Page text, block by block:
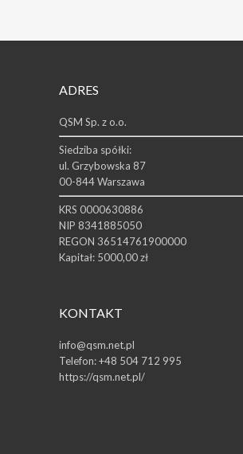
ADRES
QSM Sp. z o.o.
Siedziba spółki:
ul. Grzybowska 87
00-844 Warszawa
KRS 0000630886
NIP 8341885050
REGON 36514761900000
Kapitał: 5000,00 zł
KONTAKT
info@qsm.net.pl
Telefon:+48 504 712 995
https://qsm.net.pl/